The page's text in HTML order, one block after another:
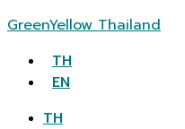
GreenYellow Thailand
TH
EN
TH